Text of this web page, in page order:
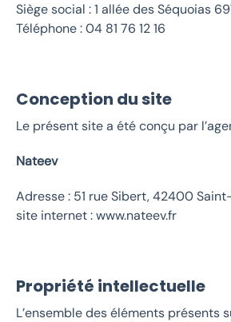
Siège social : 1 allée des Séquoias
Téléphone : 04 81 76 12 16
Conception du site
Le présent site a été conçu par
Nateev
Adresse : 51 rue Sibert, 42400
site internet : www.nateev.fr
Propriété intellectuelle
L’ensemble des éléments présents